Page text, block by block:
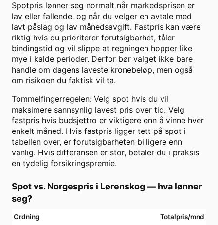
Spotpris lønner seg normalt når markedsprisen er
lav eller fallende, og når du velger en avtale med
lavt påslag og lav månedsavgift. Fastpris kan være
riktig hvis du prioriterer forutsigbarhet, tåler
bindingstid og vil slippe at regningen hopper like
mye i kalde perioder. Derfor bør valget ikke bare
handle om dagens laveste kronebeløp, men også
om risikoen du faktisk vil ta.
Tommelfingerregelen: Velg spot hvis du vil
maksimere sannsynlig lavest pris over tid. Velg
fastpris hvis budsjettro er viktigere enn å vinne hver
enkelt måned. Hvis fastpris ligger tett på spot i
tabellen over, er forutsigbarheten billigere enn
vanlig. Hvis differansen er stor, betaler du i praksis
en tydelig forsikringspremie.
Spot vs. Norgespris i Lørenskog— hva lønner
seg?
Ordning Totalpris/mnd